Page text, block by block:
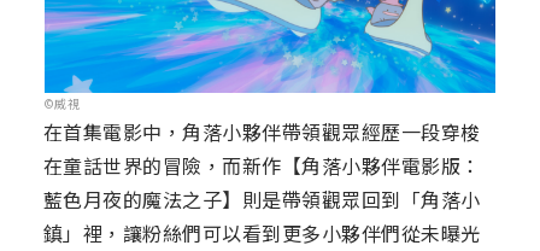
©威視
在首集電影中，角落小夥伴帶領觀眾經歷一段穿梭
在童話世界的冒險，而新作【角落小夥伴電影版：
藍色月夜的魔法之子】則是帶領觀眾回到「角落小
鎮」裡，讓粉絲們可以看到更多小夥伴們從未曝光